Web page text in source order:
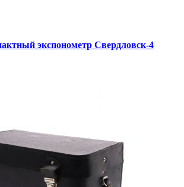
экспонометр Свердловск-4